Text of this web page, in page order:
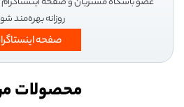
روزانه بهره‌مند
صفحه
محصولات